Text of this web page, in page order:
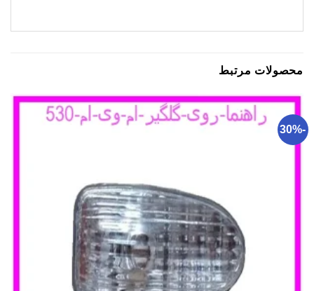
محصولات مرتبط
-30%